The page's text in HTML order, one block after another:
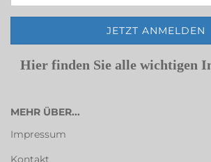
Hier finden Sie alle wichtigen
MEHR ÜBER...
Impressum
Kontakt